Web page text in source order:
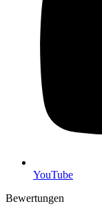
YouTube
Bewertungen